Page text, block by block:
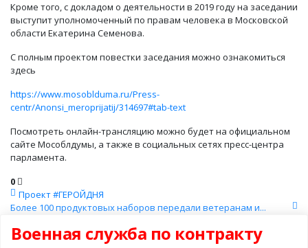
Кроме того, с докладом о деятельности в 2019 году на заседании
выступит уполномоченный по правам человека в Московской
области Екатерина Семенова.
С полным проектом повестки заседания можно ознакомиться
здесь
https://www.mosoblduma.ru/Press-
centr/Anonsi_meroprijatij/314697#tab-text
Посмотреть онлайн-трансляцию можно будет на официальном
сайте Мособлдумы, а также в социальных сетях пресс-центра
парламента.
0
Проект #ГЕРОЙДНЯ
Более 100 продуктовых наборов передали ветеранам и...
Военная служба по контракту